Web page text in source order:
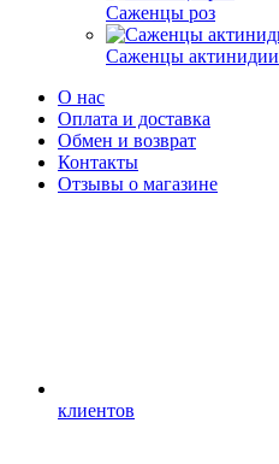
Саженцы роз
Саженцы актинидии
О нас
Оплата и доставка
Обмен и возврат
Контакты
Отзывы о магазине
клиентов